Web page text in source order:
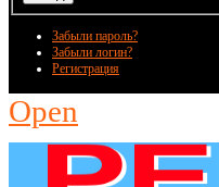
Забыли пароль?
Забыли логин?
Регистрация
Open